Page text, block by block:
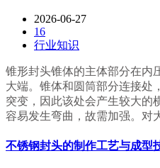
2026-06-27
16
行业知识
锥形封头锥体的主体部分在内
大端。锥体和圆筒部分连接处
突变，因此该处会产生较大的
容易发生弯曲，故需加强。对
不锈钢封头的制作工艺与成型